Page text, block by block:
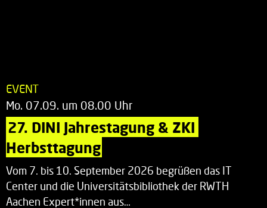
EVENT
Mo. 07.09. um 08.00 Uhr
27. DINI Jahrestagung & ZKI
Herbsttagung
Vom 7. bis 10. September 2026 begrüßen das IT
Center und die Universitätsbibliothek der RWTH
Aachen Expert*innen aus…